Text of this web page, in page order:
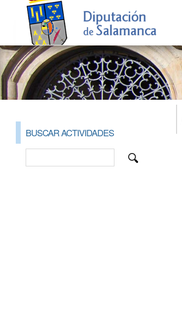
BUSCAR ACTIVIDADES